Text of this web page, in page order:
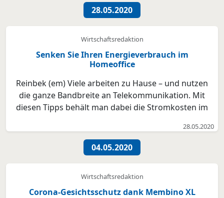
2019 als erster Betrieb im neuen Klein-Gewerbegebiet
„Westlich der Grashofs...
28.05.2020
Wirtschaftsredaktion
Senken Sie Ihren Energieverbrauch im
Homeoffice
Reinbek (em) Viele arbeiten zu Hause – und nutzen
die ganze Bandbreite an Telekommunikation. Mit
diesen Tipps behält man dabei die Stromkosten im
zu 80 Prozent an Stromkosten. Je heller der Monitor
des Computers eingestellt ist, desto mehr Strom ve...
28.05.2020
04.05.2020
Wirtschaftsredaktion
Corona-Gesichtsschutz dank Membino XL